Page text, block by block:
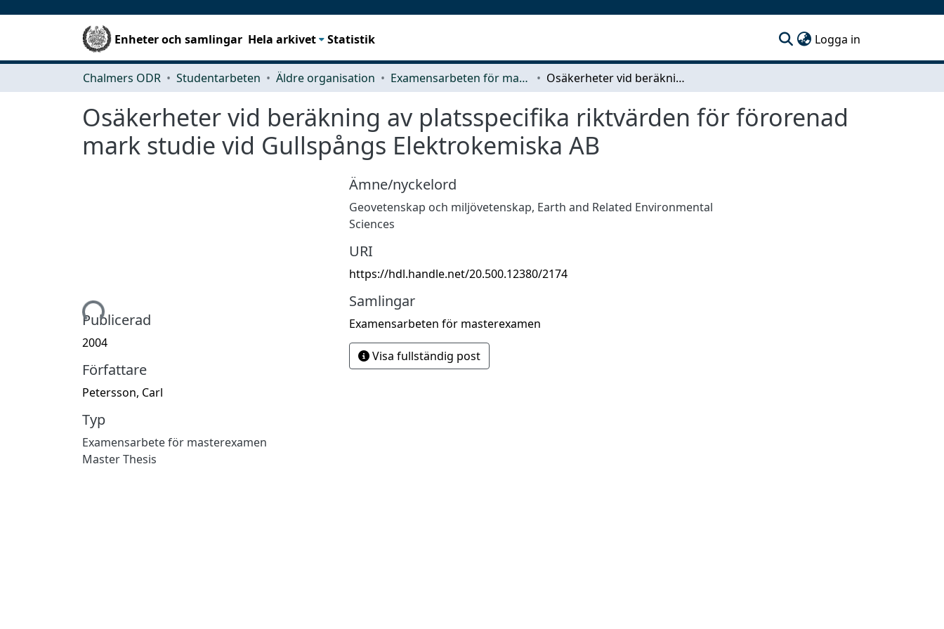
Enheter och samlingar Hela arkivet Statistik Logga in
Chalmers ODR Studentarbeten Äldre organisation Examensarbeten för masterexamen Osäkerheter vid beräkning av platsspecifika riktvärden för förorenad mark studie vid Gullspångs Elektrokemiska AB
Osäkerheter vid beräkning av platsspecifika riktvärden för förorenad
mark studie vid Gullspångs Elektrokemiska AB
Hämtar...Publicerad
2004
Författare
Petersson, Carl
Typ
Examensarbete för masterexamen
Master Thesis
Ämne/nyckelord
Geovetenskap och miljövetenskap, Earth and Related Environmental
Sciences
URI
https://hdl.handle.net/20.500.12380/2174
Samlingar
Examensarbeten för masterexamen
Visa fullständig post